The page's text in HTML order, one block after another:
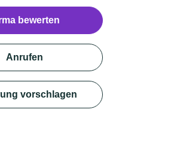
bewerten
Anrufen
vorschlagen